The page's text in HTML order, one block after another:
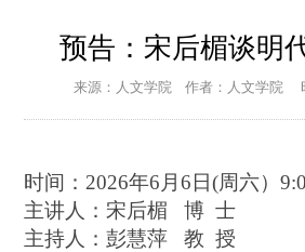
预告：宋后楣谈明
来源：人文学院 作者：人文学院
时间： 2026年6月6日(周 六）9
主讲人： 宋后楣 博 士
主持人：彭慧萍 教 授